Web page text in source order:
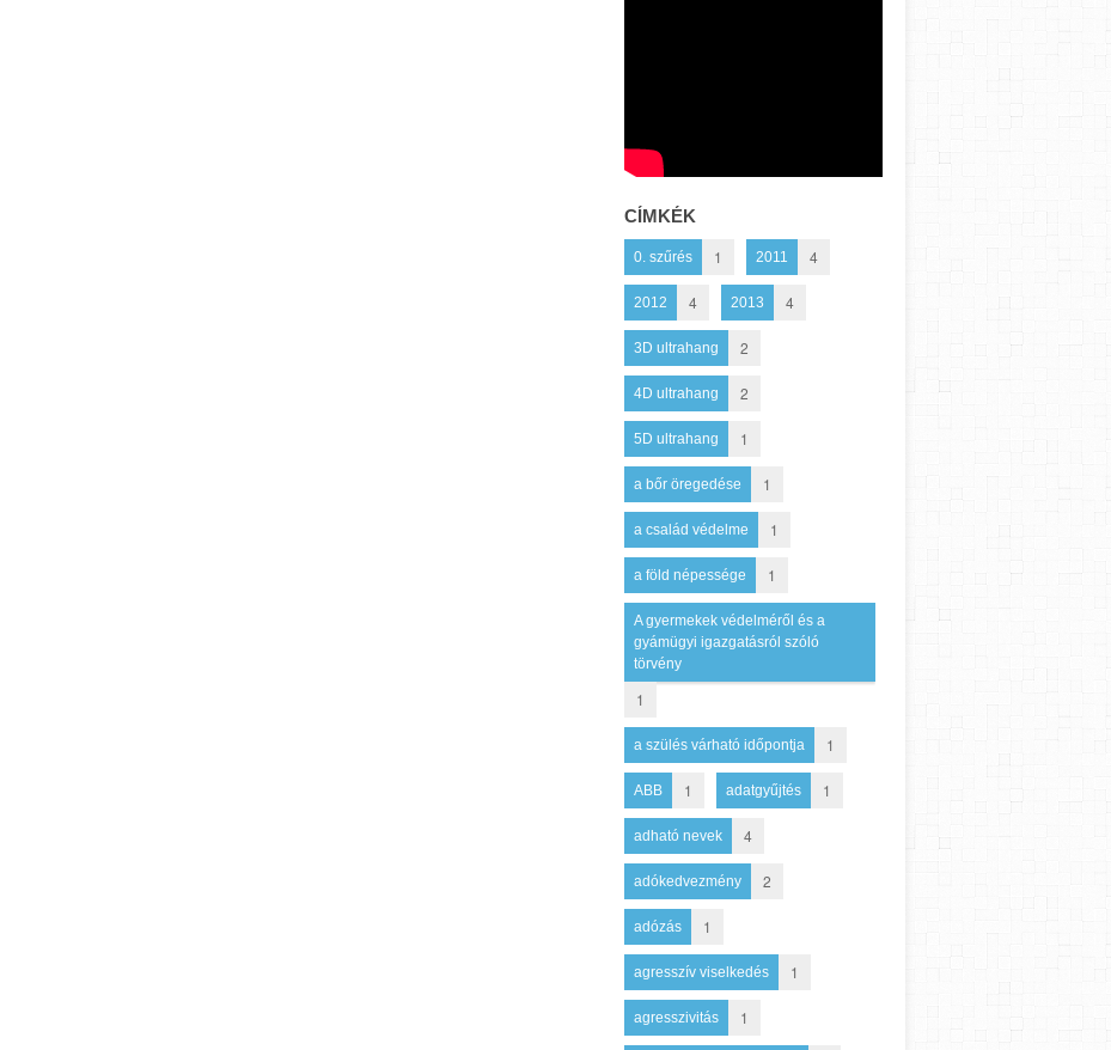
CÍMKÉK
0. szűrés 1 2011 4
2012 4 2013 4
3D ultrahang 2
4D ultrahang 2
5D ultrahang 1
a bőr öregedése 1
a család védelme 1
a föld népessége 1
A gyermekek védelméről és a
gyámügyi igazgatásról szóló
törvény
1
a szülés várható időpontja 1
ABB 1 adatgyűjtés 1
adható nevek 4
adókedvezmény 2
adózás 1
agresszív viselkedés 1
agresszivitás 1